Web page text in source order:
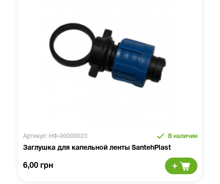
Артикул: НФ-00000023 В наличии
Заглушка для капельной ленты SantehPlast
6,00 грн